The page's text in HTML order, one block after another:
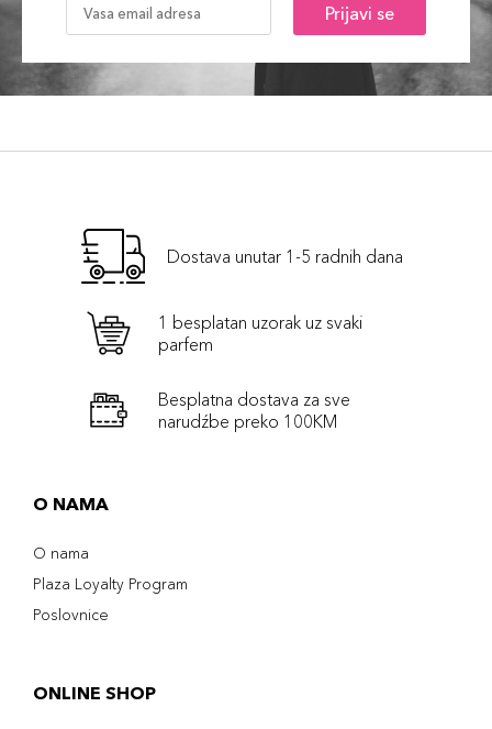
Prijavi se
Dostava unutar 1-5 radnih dana
1 besplatan uzorak uz svaki
parfem
Besplatna dostava za sve
narudźbe preko 100KM
O NAMA
O nama
Plaza Loyalty Program
Poslovnice
ONLINE SHOP